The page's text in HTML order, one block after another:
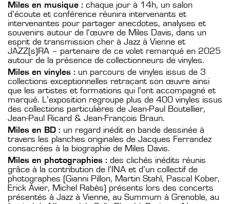
Miles en musique : chaque jour à 14h, un salon
d’écoute et conférence réunira intervenants et
intervenantes pour partager anecdotes, analyses et
souvenirs autour de l’œuvre de Miles Davis, dans un
esprit de transmission cher à Jazz à Vienne et
JAZZ(s)RA – partenaire de ce volet remarqué en 2025
autour de la présence de collectionneurs de vinyles.
Miles en vinyles : un parcours de vinyles issus de 3
collections exceptionnelles retraçant son œuvre ainsi
que les artistes et formations qui l’ont accompagné et
marqué. L’exposition regroupe plus de 400 vinyles issus
des collections particulières de Jean-Paul Boutellier,
Jean-Paul Ricard & Jean-François Braun.
Miles en BD : un regard inédit en bande dessinée à
travers les planches originales de Jacques Ferrandez
consacrées à la biographie de Miles Davis.
Miles en photographies : des clichés inédits réunis
grâce à la contribution de l’INA et d’un collectif de
photographes (Gianni Pillon, Martin Stahl, Pascal Kober,
Erick Avier, Michel Rabès) présents lors des concerts
présentés à Jazz à Vienne, au Summum à Grenoble, au